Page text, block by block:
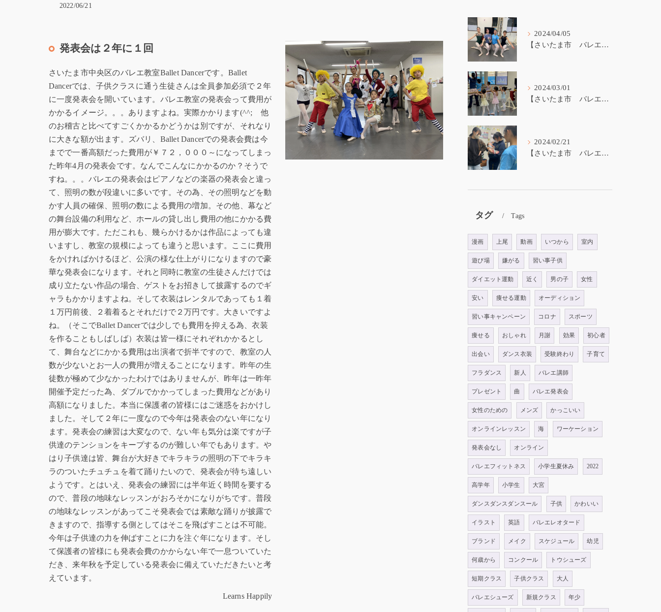
2022/06/21
発表会は２年に１回
さいたま市中央区のバレエ教室Ballet Dancerです。Ballet
Dancerでは、子供クラスに通う生徒さんは全員参加必須で２年
に一度発表会を開いています。バレエ教室の発表会って費用が
かかるイメージ。。。ありますよね。実際かかります(^^; 他
のお稽古と比べてすごくかかるかどうかは別ですが、それなり
に大きな額が出ます。ズバリ、Ballet Dancerでの発表会費は今
までで一番高額だった費用が￥７２，０００～になってしまっ
た昨年4月の発表会です。なんでこんなにかかるのか？そうで
すね。。。バレエの発表会はピアノなどの楽器の発表会と違っ
て、照明の数が段違いに多いです。その為、その照明などを動
かす人員の確保、照明の数による費用の増加。その他、幕など
の舞台設備の利用など、ホールの貸し出し費用の他にかかる費
用が膨大です。ただこれも、幾らかけるかは作品によっても違
いますし、教室の規模によっても違うと思います。ここに費用
をかければかけるほど、公演の様な仕上がりになりますので豪
華な発表会になります。それと同時に教室の生徒さんだけでは
成り立たない作品の場合、ゲストをお招きして披露するのでギ
ャラもかかりますよね。そして衣装はレンタルであっても１着
１万円前後、２着着るとそれだけで２万円です。大きいですよ
ね。（そこでBallet Dancerでは少しでも費用を抑える為、衣装
を作ることもしばしば）衣装は皆一様にそれぞれかかるとし
て、舞台などにかかる費用は出演者で折半ですので、教室の人
数が少ないとお一人の費用が増えることになります。昨年の生
徒数が極めて少なかったわけではありませんが、昨年は一昨年
開催予定だった為、ダブルでかかってしまった費用などがあり
高額になりました。本当に保護者の皆様にはご迷惑をおかけし
ました。そして２年に一度なので今年は発表会のない年になり
ます。発表会の練習は大変なので、ない年も気分は楽ですが子
供達のテンションをキープするのが難しい年でもあります。や
はり子供達は皆、舞台が大好きでキラキラの照明の下でキラキ
ラのついたチュチュを着て踊りたいので、発表会が待ち遠しい
ようです。とはいえ、発表会の練習には半年近く時間を要する
ので、普段の地味なレッスンがおろそかになりがちです。普段
の地味なレッスンがあってこそ発表会では素敵な踊りが披露で
きますので、指導する側としてはそこを飛ばすことは不可能。
今年は子供達の力を伸ばすことに力を注ぐ年になります。そし
て保護者の皆様にも発表会費のかからない年で一息ついていた
だき、来年秋を予定している発表会に備えていただきたいと考
えています。
Learns Happily
2024/04/05
【さいたま市 バレエ教室】受験生が戻ってきました！
2024/03/01
【さいたま市 バレエ教室】3歳から始めるバレエ
2024/02/21
【さいたま市 バレエ教室】バレエ講師の子育て
タグ Tags
漫画 上尾 動画 いつから 室内
遊び場 嫌がる 習い事子供
ダイエット運動 近く 男の子 女性
安い 痩せる運動 オーディション
習い事キャンペーン コロナ スポーツ
痩せる おしゃれ 月謝 効果 初心者
出会い ダンス衣装 受験終わり 子育て
フラダンス 新人 バレエ講師
プレゼント 曲 バレエ発表会
女性のための メンズ かっこいい
オンラインレッスン 海 ワーケーション
発表会なし オンライン
バレエフィットネス 小学生夏休み 2022
高学年 小学生 大宮
ダンスダンスダンスール 子供 かわいい
イラスト 英語 バレエレオタード
ブランド メイク スケジュール 幼児
何歳から コンクール トウシューズ
短期クラス 子供クラス 大人
バレエシューズ 新規クラス 年少